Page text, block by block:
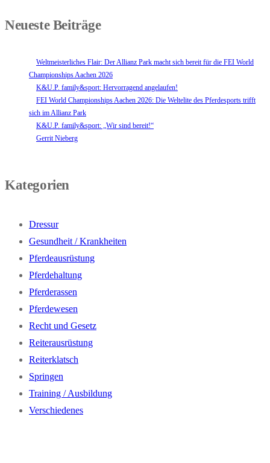
Neueste Beiträge
Weltmeisterliches Flair: Der Allianz Park macht sich bereit für die FEI World
Championships Aachen 2026
K&U.P. family&sport: Hervorragend angelaufen!
FEI World Championships Aachen 2026: Die Weltelite des Pferdesports trifft
sich im Allianz Park
K&U.P. family&sport: „Wir sind bereit!“
Gerrit Nieberg
Kategorien
Dressur
Gesundheit / Krankheiten
Pferdeausrüstung
Pferdehaltung
Pferderassen
Pferdewesen
Recht und Gesetz
Reiterausrüstung
Reiterklatsch
Springen
Training / Ausbildung
Verschiedenes